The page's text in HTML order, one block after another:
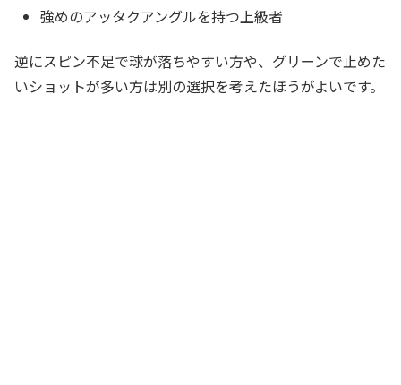
強めのアッタクアングルを持つ上級者
逆にスピン不足で球が落ちやすい方や、グリーンで止めた
いショットが多い方は別の選択を考えたほうがよいです。